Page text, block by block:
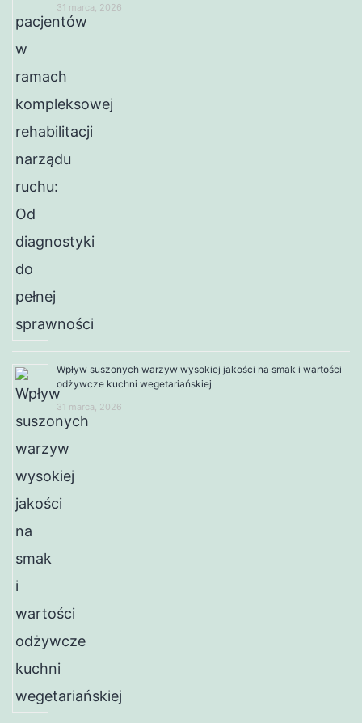
31 marca, 2026
Wpływ suszonych warzyw wysokiej jakości na smak i wartości
odżywcze kuchni wegetariańskiej
31 marca, 2026